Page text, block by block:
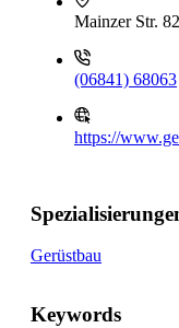
Mainzer Str.
(06841) 68063
https://
Gerüstbau
Keywords